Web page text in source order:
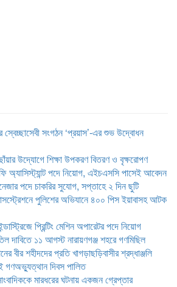
সংগঠন ‘প্রয়াস’-এর শুভ উদ্বোধন
উদ্যোগে শিক্ষা উপকরণ বিতরণ ও বৃক্ষরোপণ
অ্যাসিস্ট্যান্ট পদে নিয়োগ, এইচএসসি পাসেই আবেদন
পদে চাকরির সুযোগ, সপ্তাহে ২ দিন ছুটি
পুলিশের অভিযানে ৪০০ পিস ইয়াবাসহ আটক
প্রিন্টিং মেশিন অপারেটর পদে নিয়োগ
দাবিতে ১১ আগস্ট নারায়ণগঞ্জ শহরে গণমিছিল
বীর শহীদদের প্রতি খাগড়াছড়িবাসীর শ্রদ্ধাঞ্জলি
গণঅভ্যুত্থান দিবস পালিত
মারধরের ঘটনায় একজন গ্রেপ্তার